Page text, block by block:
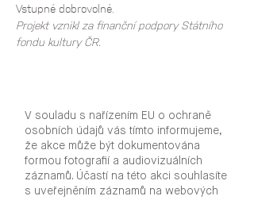
Vstupné dobrovolné.
Projekt vznikl za finanční podpory Státního
fondu kultury ČR.
V souladu s nařízením EU o ochraně
osobních údajů vás tímto informujeme,
že akce může být dokumentována
formou fotografií a audiovizuálních
záznamů. Účastí na této akci souhlasíte
s uveřejněním záznamů na webových